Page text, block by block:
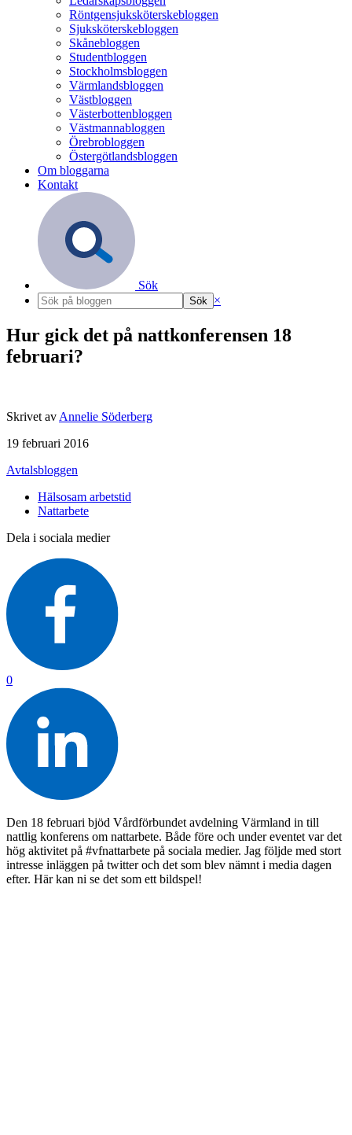
Röntgensjuksköterskebloggen
Sjuksköterskebloggen
Skånebloggen
Studentbloggen
Stockholmsbloggen
Värmlandsbloggen
Västbloggen
Västerbottenbloggen
Västmannabloggen
Örebrobloggen
Östergötlandsbloggen
Om bloggarna
Kontakt
Sök
×
Hur gick det på nattkonferensen 18
februari?
Skrivet av Annelie Söderberg
19 februari 2016
Avtalsbloggen
Hälsosam arbetstid
Nattarbete
Dela i sociala medier
0
Den 18 februari bjöd Vårdförbundet avdelning Värmland in till
nattlig konferens om nattarbete. Både före och under eventet var det
hög aktivitet på #vfnattarbete på sociala medier. Jag följde med stort
intresse inläggen på twitter och det som blev nämnt i media dagen
efter. Här kan ni se det som ett bildspel!